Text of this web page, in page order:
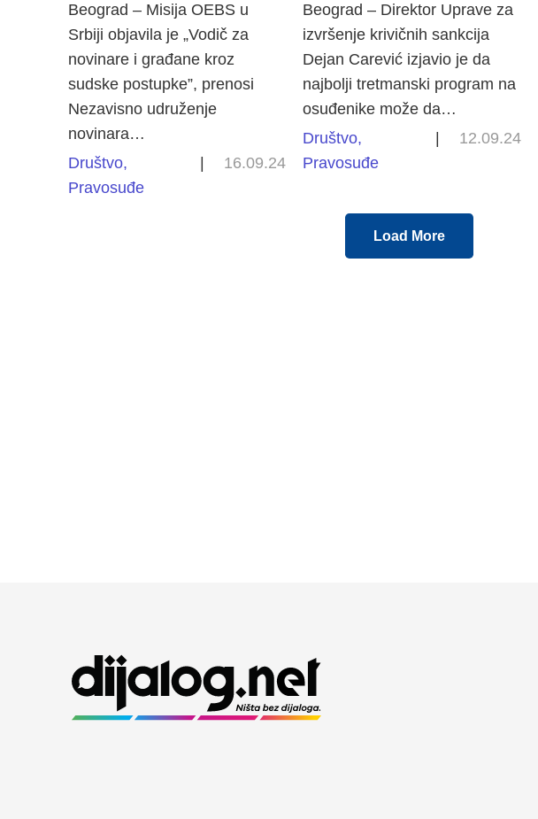
Beograd – Misija OEBS u
Srbiji objavila je „Vodič za
novinare i građane kroz
sudske postupke”, prenosi
Nezavisno udruženje
novinara…
Društvo,
Pravosuđe
16.09.24
Beograd – Direktor Uprave za
izvršenje krivičnih sankcija
Dejan Carević izjavio je da
najbolji tretmanski program na
osuđenike može da…
Društvo,
Pravosuđe
12.09.24
Load More